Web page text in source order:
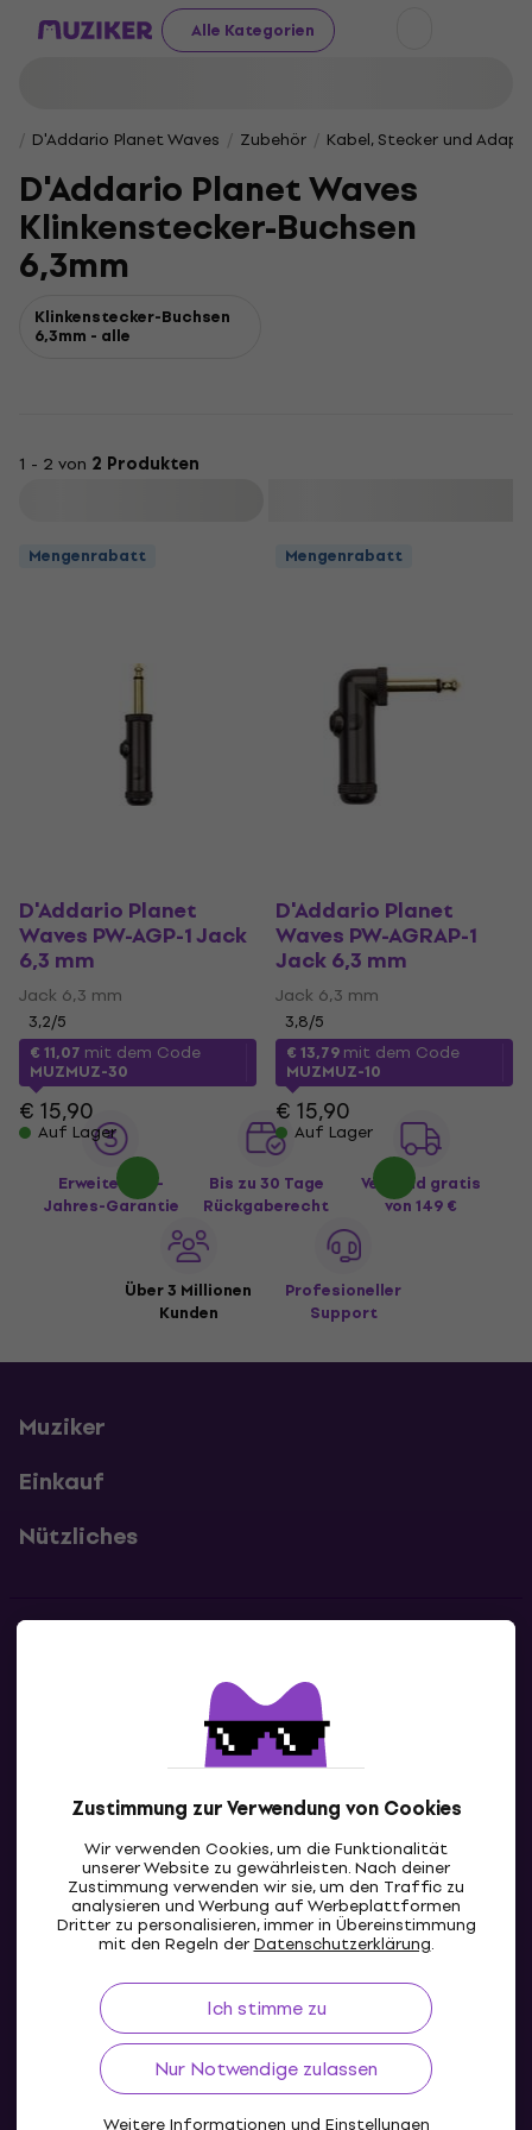
Alle Kategorien
Zustimmung zur Verwendung von Cookies
Wir verwenden Cookies, um die Funktionalität
unserer Website zu gewährleisten. Nach deiner
Zustimmung verwenden wir sie, um den Traffic zu
analysieren und Werbung auf Werbeplattformen
Dritter zu personalisieren, immer in Übereinstimmung
mit den Regeln derDatenschutzerklärung.
Ich stimme zu
Nur Notwendige zulassen
Weitere Informationen und Einstellungen
D'Addario Planet Waves Zubehör Kabel, Stecker und
D'Addario Planet Waves
Klinkenstecker-Buchsen
6,3mm
Klinkenstecker-Buchsen
6,3mm - alle
1 - 2 von 2 Produkten
Mengenrabatt
D'Addario Planet
Waves PW-AGP-1 Jack
6,3 mm
Jack 6,3 mm
3,2/5
€ 11,07 mit dem Code
MUZMUZ-30
€ 15,90
Auf Lager
Mengenrabatt
D'Addario Planet
Waves PW-AGRAP-1
Jack 6,3 mm
Jack 6,3 mm
3,8/5
€ 13,79mit dem Code
MUZMUZ-10
€ 15,90
Auf Lager
Erweiterte 3-
Jahres-Garantie
Bis zu 30 Tage
Rückgaberecht
Versand gratis
von 149 €
Über 3 Millionen
Kunden
Profesioneller
Support
Muziker
Einkauf
Nützliches
Kontaktiere uns
AT